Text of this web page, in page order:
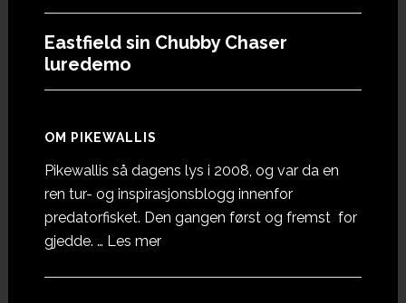
Eastfield sin Chubby Chaser
luredemo
OM PIKEWALLIS
Pikewallis så dagens lys i 2008, og var da en
ren tur- og inspirasjonsblogg innenfor
predatorfisket. Den gangen først og fremst for
gjedde. … Les meromOm